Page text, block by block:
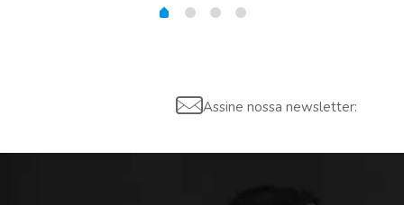
Assine nossa newsletter: